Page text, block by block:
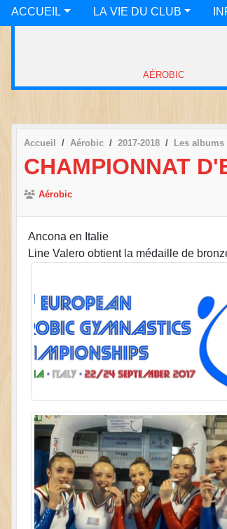
ACCUEIL LA VIE DU CLUB
AÉROBIC
Accueil Aérobic 2017-2018 Les
CHAMPIONNAT
Aérobic
Ancona en Italie
Line Valero obtient la médaille de